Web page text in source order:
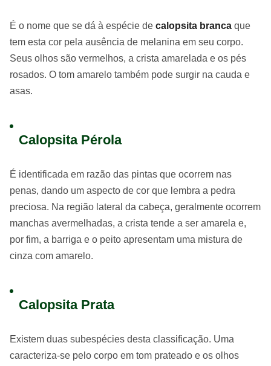
É o nome que se dá à espécie de calopsita branca que
tem esta cor pela ausência de melanina em seu corpo.
Seus olhos são vermelhos, a crista amarelada e os pés
rosados. O tom amarelo também pode surgir na cauda e
asas.
Calopsita Pérola
É identificada em razão das pintas que ocorrem nas
penas, dando um aspecto de cor que lembra a pedra
preciosa. Na região lateral da cabeça, geralmente ocorrem
manchas avermelhadas, a crista tende a ser amarela e,
por fim, a barriga e o peito apresentam uma mistura de
cinza com amarelo.
Calopsita Prata
Existem duas subespécies desta classificação. Uma
caracteriza-se pelo corpo em tom prateado e os olhos